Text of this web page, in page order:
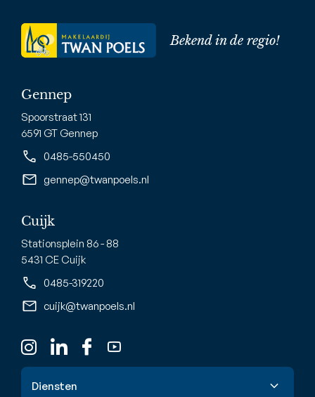
Bekend in de regio!
Gennep
Spoorstraat 131
6591 GT Gennep
0485-550450
gennep@twanpoels.nl
Cuijk
Stationsplein 86 - 88
5431 CE Cuijk
0485-319220
cuijk@twanpoels.nl
Diensten